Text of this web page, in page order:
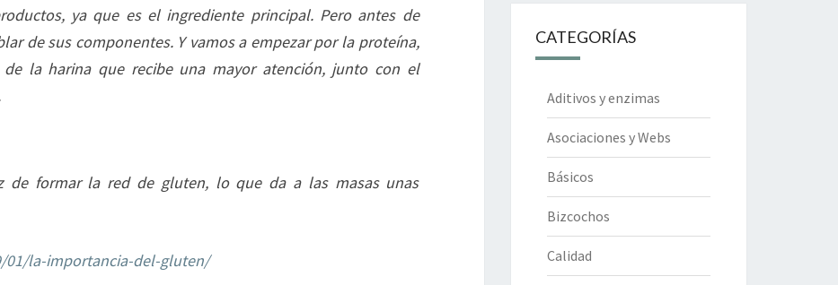
ya que es el ingrediente principal. Pero antes de
de sus componentes. Y vamos a empezar por la proteína,
la harina que recibe una mayor atención, junto con el
de formar la red de gluten, lo que da a las masas unas
01/la-importancia-del-gluten/
CATEGORÍAS
Aditivos y enzimas
Asociaciones y Webs
Básicos
Bizcochos
Calidad